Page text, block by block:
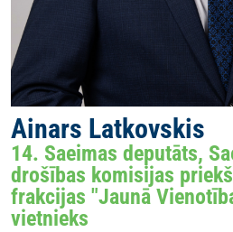
Ainars Latkovskis
14. Saeimas deputāts,
drošības komisijas
frakcijas "Jaunā
vietnieks